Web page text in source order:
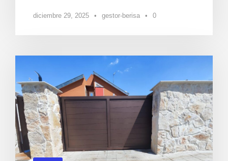
diciembre 29, 2025 • gestor-berisa • 0